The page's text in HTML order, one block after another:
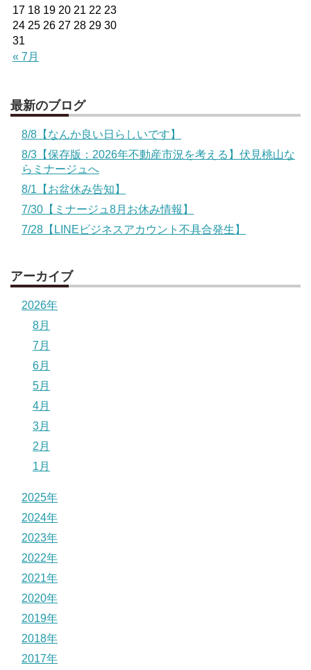
« 7月
17 18 19 20 21 22 23
24 25 26 27 28 29 30
31
最新のブログ
8/8【なんか良い日らしいです】
8/3【保存版：2026年不動産市況を考える】伏見桃山な
らミナージュへ
8/1【お盆休み告知】
7/30【ミナージュ8月お休み情報】
7/28【LINEビジネスアカウント不具合発生】
アーカイブ
2026年
8月
7月
6月
5月
4月
3月
2月
1月
2025年
2024年
2023年
2022年
2021年
2020年
2019年
2018年
2017年